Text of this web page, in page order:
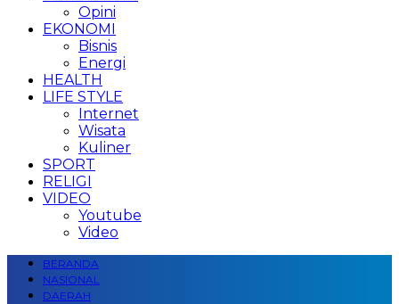
Opini
EKONOMI
Bisnis
Energi
HEALTH
LIFE STYLE
Internet
Wisata
Kuliner
SPORT
RELIGI
VIDEO
Youtube
Video
BERANDA
NASIONAL
DAERAH